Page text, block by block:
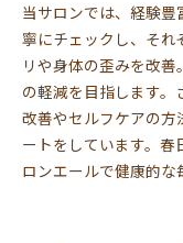
当サロンでは、経験
寧にチェックし、それ
リや身体の歪みを改
の軽減を目指します
改善やセルフケアの
ートをしています。
ロンエールで健康的な